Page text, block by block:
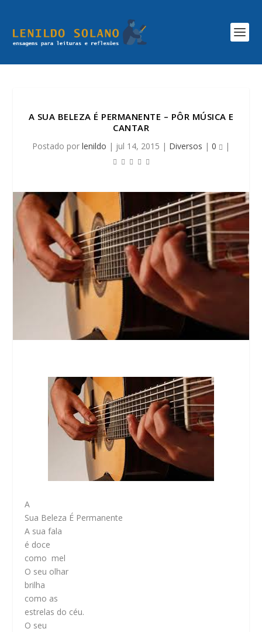
A SUA BELEZA É PERMANENTE – PÔR MÚSICA E
CANTAR
Postado por lenildo | jul 14, 2015 | Diversos | 0 |
A
Sua Beleza É Permanente
A sua fala
é doce
como mel
O seu olhar
brilha
como as
estrelas do céu.
O seu